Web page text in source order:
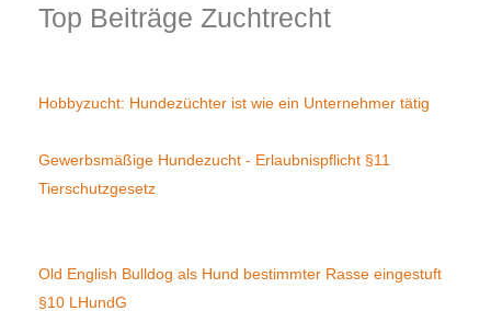
Top Beiträge Zuchtrecht
Hobbyzucht: Hundezüchter ist wie ein Unternehmer tätig
Gewerbsmäßige Hundezucht - Erlaubnispflicht §11
Tierschutzgesetz
Old English Bulldog als Hund bestimmter Rasse eingestuft
§10 LHundG